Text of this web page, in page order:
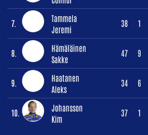
7.
Tammela
Jeremi
38 1
8.
Hämäläinen
Sakke
47 9
9.
Haatanen
Aleks
34 6
10.
Johansson
Kim
37 1